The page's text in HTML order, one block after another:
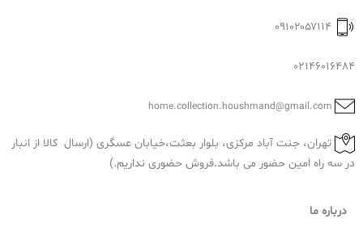
02146016484
تهران، جنت آباد مرکزی، بلوار بعثت،خیابان عسگری (ارسال کالا از انبار
در سه راه امین حضور می باشد.فروش حضوری نداریم.)
درباره ما